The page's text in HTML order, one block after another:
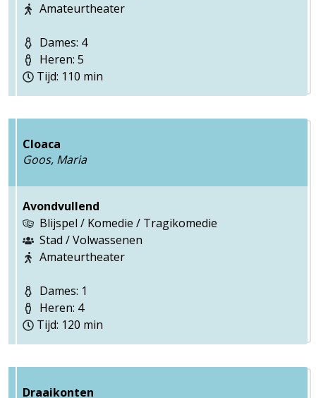
Amateurtheater
Dames: 4
Heren: 5
Tijd: 110 min
Cloaca
Goos, Maria
Avondvullend
Blijspel / Komedie / Tragikomedie
Stad / Volwassenen
Amateurtheater
Dames: 1
Heren: 4
Tijd: 120 min
Draaikonten